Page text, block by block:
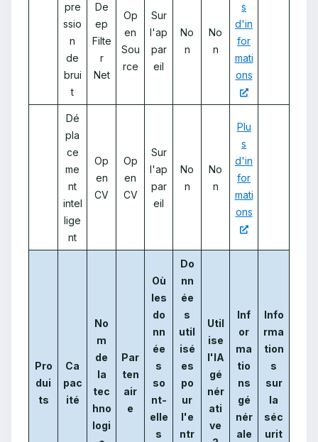
pre
ssio
n
de
brui
t
De
ep
Filte
r
Net
Op
en
Sou
rce
Sur
l'ap
par
eil
No
n
No
n
s
d'in
for
mati
ons
Dé
pla
ce
me
nt
intel
lige
nt
Op
en
CV
Op
en
CV
Sur
l'ap
par
eil
No
n
No
n
Plu
s
d'in
for
mati
ons
Pro
dui
ts
Ca
pac
ité
No
m
de
la
tec
hno
logi
Par
ten
air
e
Où
les
do
nn
ée
s
so
nt-
elle
s
Do
nn
ée
s
util
isé
es
po
ur
l'e
ntr
Util
ise
l'IA
gé
nér
ati
ve
Inf
or
ma
tio
ns
gé
nér
ale
Info
rma
tion
s
sur
la
séc
urit